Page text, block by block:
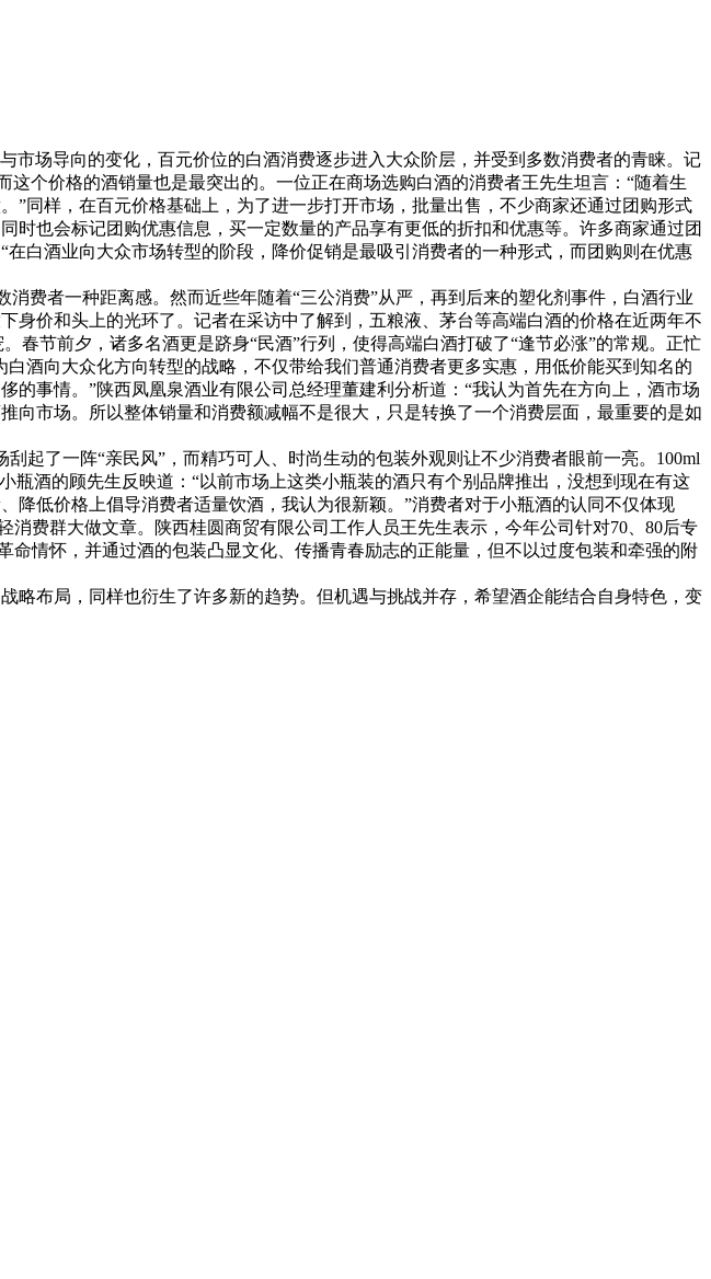
场导向的变化，百元价位的白酒消费逐步进入大众阶层，并受到多数消费者的青睐。记
个价格的酒销量也是最突出的。一位正在商场选购白酒的消费者王先生坦言：“随着生
同样，在百元价格基础上，为了进一步打开市场，批量出售，不少商家还通过团购形式
时也会标记团购优惠信息，买一定数量的产品享有更低的折扣和优惠等。许多商家通过团
白酒业向大众市场转型的阶段，降价促销是最吸引消费者的一种形式，而团购则在优惠
者一种距离感。然而近些年随着“三公消费”从严，再到后来的塑化剂事件，白酒行业
价和头上的光环了。记者在采访中了解到，五粮液、茅台等高端白酒的价格在近两年不
春节前夕，诸多名酒更是跻身“民酒”行列，使得高端白酒打破了“逢节必涨”的常规。正忙
酒向大众化方向转型的战略，不仅带给我们普通消费者更多实惠，用低价能买到知名的
事情。”陕西凤凰泉酒业有限公司总经理董建利分析道：“我认为首先在方向上，酒市场
市场。所以整体销量和消费额减幅不是很大，只是转换了一个消费层面，最重要的是如
了一阵“亲民风”，而精巧可人、时尚生动的包装外观则让不少消费者眼前一亮。100ml
酒的顾先生反映道：“以前市场上这类小瓶装的酒只有个别品牌推出，没想到现在有这
低价格上倡导消费者适量饮酒，我认为很新颖。”消费者对于小瓶酒的认同不仅体现
费群大做文章。陕西桂圆商贸有限公司工作人员王先生表示，今年公司针对70、80后专
命情怀，并通过酒的包装凸显文化、传播青春励志的正能量，但不以过度包装和牵强的附
布局，同样也衍生了许多新的趋势。但机遇与挑战并存，希望酒企能结合自身特色，变